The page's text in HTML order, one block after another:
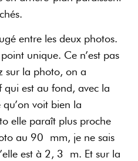
entre les deux photos.
unique. Ce n’est pas
sur la photo, on a
qui est au fond, avec la
voit bien la
elle paraît plus proche
au 90 mm, je ne sais
est à 2, 3 m. Et sur la